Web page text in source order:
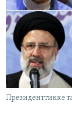
Президенттикке